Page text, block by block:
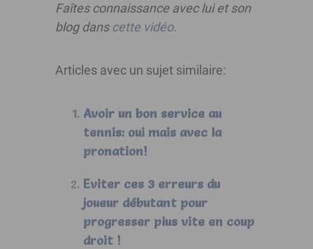
Faîtes connaissance avec lui et son
blog dans cette vidéo.
Articles avec un sujet similaire:
Avoir un bon service au
tennis: oui mais avec la
pronation!
Eviter ces 3 erreurs du
joueur débutant pour
progresser plus vite en coup
droit !